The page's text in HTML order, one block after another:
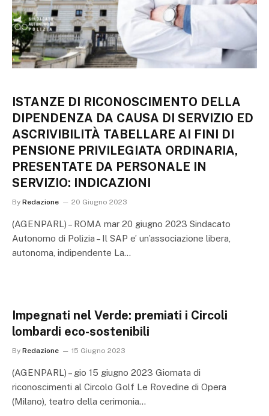
ISTANZE DI RICONOSCIMENTO DELLA
DIPENDENZA DA CAUSA DI SERVIZIO ED
ASCRIVIBILITÀ TABELLARE AI FINI DI
PENSIONE PRIVILEGIATA ORDINARIA,
PRESENTATE DA PERSONALE IN
SERVIZIO: INDICAZIONI
By Redazione 20 Giugno 2023
(AGENPARL) – ROMA mar 20 giugno 2023 Sindacato
Autonomo di Polizia – Il SAP e’ un’associazione libera,
autonoma, indipendente La…
Impegnati nel Verde: premiati i Circoli
lombardi eco-sostenibili
By Redazione 15 Giugno 2023
(AGENPARL) – gio 15 giugno 2023 Giornata di
riconoscimenti al Circolo Golf Le Rovedine di Opera
(Milano), teatro della cerimonia…